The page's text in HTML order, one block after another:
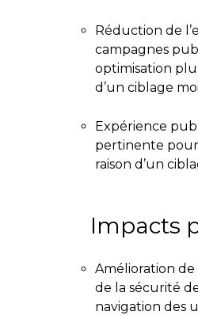
Réduction de
campagnes
optimisation
d’un ciblage
Expérience
pertinente
raison d’un
Impacts
Amélioration
de la sécurité
navigation des